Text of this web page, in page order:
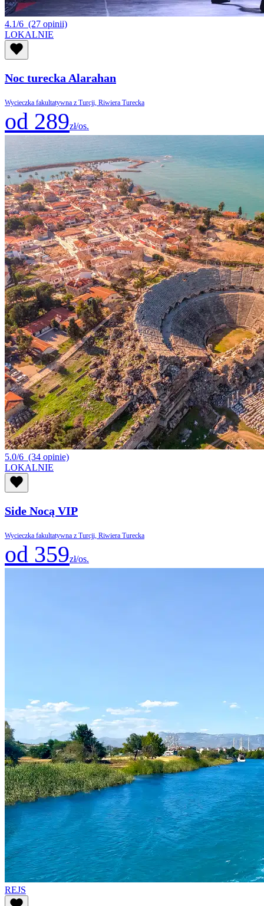
4.1/6 (27 opinii)
LOKALNIE
Noc turecka Alarahan
Wycieczka fakultatywna z Turcji, Riwiera Turecka
od 289zł/os.
5.0/6 (34 opinie)
LOKALNIE
Side Nocą VIP
Wycieczka fakultatywna z Turcji, Riwiera Turecka
od 359zł/os.
REJS